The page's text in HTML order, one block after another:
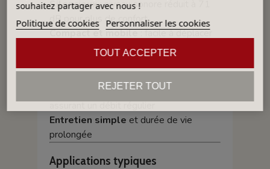
Silencieux: niveau sonore réduit à 71
dB pour plus de confort
Compact et mobile: facile à déplacer
et à intégrer dans un atelier
Grande autonomie: réservoir de 70 L
assurant un débit régulier
Entretien simple et durée de vie
prolongée
Applications typiques
souhaitez partager avec nous !
Politique de cookies Personnaliser les cookies
REJETER TOUT
TOUT ACCEPTER